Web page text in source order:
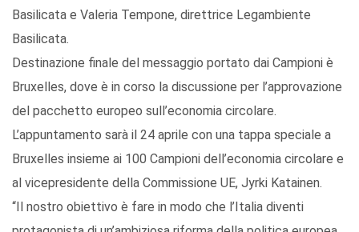
Basilicata e Valeria Tempone, direttrice Legambiente
Basilicata.
Destinazione finale del messaggio portato dai Campioni è
Bruxelles, dove è in corso la discussione per l’approvazione
del pacchetto europeo sull’economia circolare.
L’appuntamento sarà il 24 aprile con una tappa speciale a
Bruxelles insieme ai 100 Campioni dell’economia circolare e
al vicepresidente della Commissione UE, Jyrki Katainen.
“Il nostro obiettivo è fare in modo che l’Italia diventi